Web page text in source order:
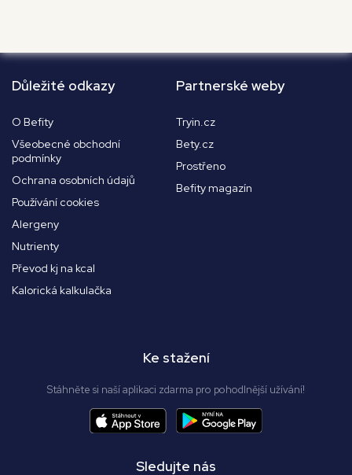
Důležité odkazy
O Befity
Všeobecné obchodní
podmínky
Ochrana osobních údajů
Používání cookies
Alergeny
Nutrienty
Převod kj na kcal
Kalorická kalkulačka
Partnerské weby
Tryin.cz
Bety.cz
Prostřeno
Befity magazín
Ke stažení
Stáhněte si naší aplikaci zdarma pro pohodlnější užívání!
Sledujte nás